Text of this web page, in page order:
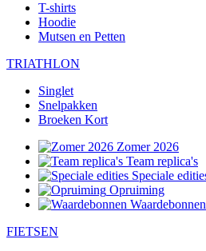
T-shirts
Hoodie
Mutsen en Petten
TRIATHLON
Singlet
Snelpakken
Broeken Kort
Zomer 2026
Team replica's
Speciale
Opruiming
Waardebonnen
FIETSEN